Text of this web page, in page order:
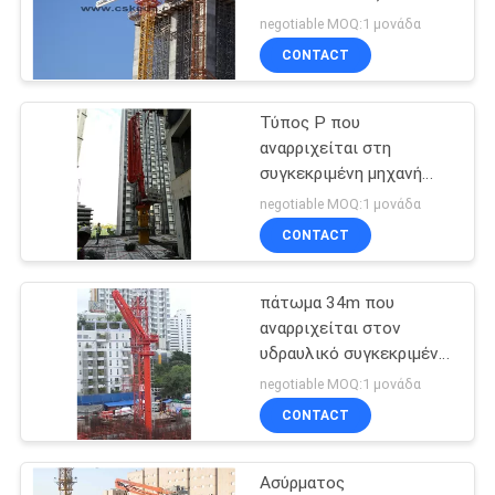
SITEMAP
PRIVACY
POLICYΑναρρίχηση του
συγκεκριμένου
τοποθετώντας
βραχίονα
26
Συγκεκριμένος
τοποθετώντας
βραχίονας αραχνών
βραχίονας 28m,
συγκεκριμένος
τηλεχειρισμός
βραχιόνων
negotiable MOQ:1 μονάδα
CONTACT
Τύπος Ρ που
αναρριχείται στη
συγκεκριμένη μηχανή
βραχιόνων 11kw
τοποθέτησης
negotiable MOQ:1 μονάδα
CONTACT
πάτωμα 34m που
αναρριχείται στον
υδραυλικό συγκεκριμένο
τοποθετώντας
βραχίονα
negotiable MOQ:1 μονάδα
CONTACT
Ασύρματος